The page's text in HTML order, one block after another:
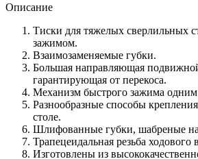
Описание
Тиски для тяжелых сверлильных
зажимом.
Взаимозаменяемые губки.
Большая направляющая
гарантирующая от перекоса.
Механизм быстрого зажима
Разнообразные способы
столе.
Шлифованные губки, шабреные
Трапецеидальная резьба ходового
Изготовлены из